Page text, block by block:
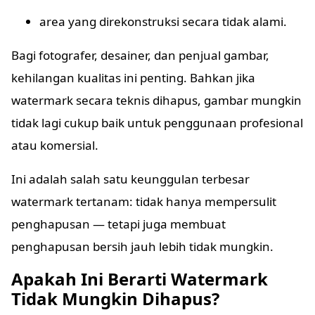
area yang direkonstruksi secara tidak alami.
Bagi fotografer, desainer, dan penjual gambar,
kehilangan kualitas ini penting. Bahkan jika
watermark secara teknis dihapus, gambar mungkin
tidak lagi cukup baik untuk penggunaan profesional
atau komersial.
Ini adalah salah satu keunggulan terbesar
watermark tertanam: tidak hanya mempersulit
penghapusan — tetapi juga membuat
penghapusan bersih jauh lebih tidak mungkin.
Apakah Ini Berarti Watermark
Tidak Mungkin Dihapus?